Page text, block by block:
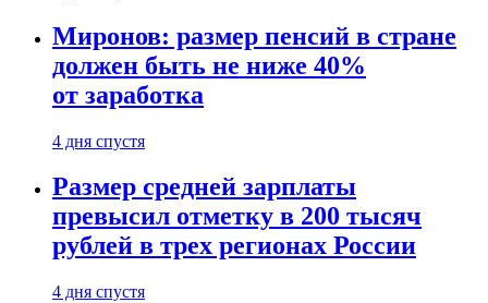
Миронов: размер пенсий в стране
должен быть не ниже 40%
от заработка
4 дня спустя
Размер средней зарплаты
превысил отметку в 200 тысяч
рублей в трех регионах России
4 дня спустя